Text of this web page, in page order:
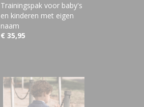
Trainingspak voor baby's
en kinderen met eigen
naam
€ 35,95